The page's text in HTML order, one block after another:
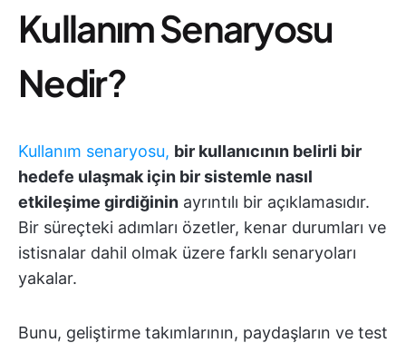
Kullanım Senaryosu
Nedir?
Kullanım senaryosu, bir kullanıcının belirli bir
hedefe ulaşmak için bir sistemle nasıl
etkileşime girdiğinin ayrıntılı bir açıklamasıdır.
Bir süreçteki adımları özetler, kenar durumları ve
istisnalar dahil olmak üzere farklı senaryoları
yakalar.
Bunu, geliştirme takımlarının, paydaşların ve test